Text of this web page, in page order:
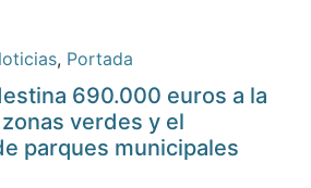
, Portada
690.000 euros a la
verdes y el
parques municipales